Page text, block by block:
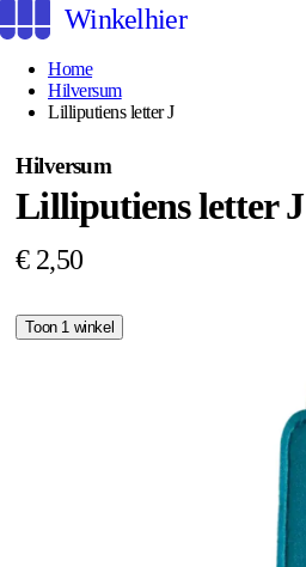
Winkelhier
Home
Hilversum
Lilliputiens letter J
Hilversum
Lilliputiens letter J
€ 2,50
Toon 1 winkel